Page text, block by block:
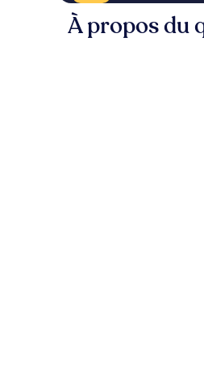
À propos du